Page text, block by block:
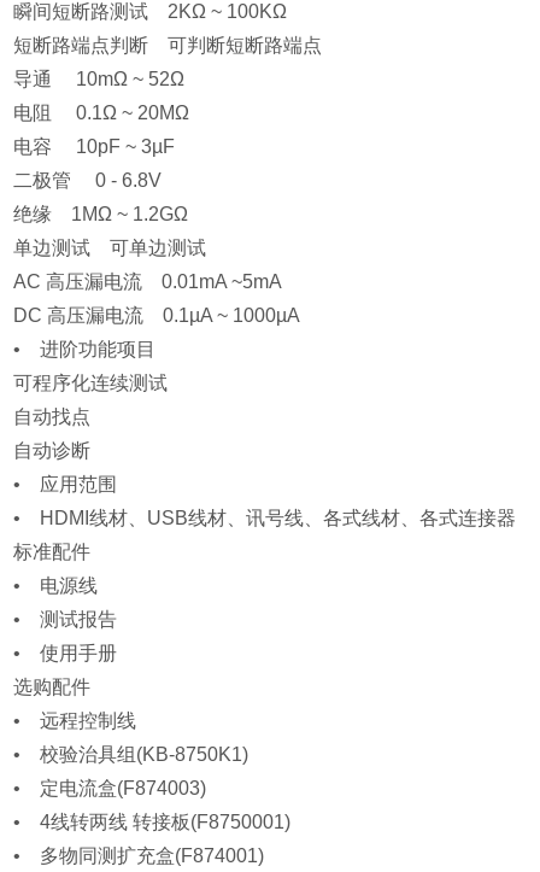
瞬间短断路测试 2KΩ ~ 100KΩ
短断路端点判断 可判断短断路端点
导通 10mΩ ~ 52Ω
电阻 0.1Ω ~ 20MΩ
电容 10pF ~ 3µF
二极管 0 - 6.8V
绝缘 1MΩ ~ 1.2GΩ
单边测试 可单边测试
AC 高压漏电流 0.01mA ~5mA
DC 高压漏电流 0.1µA ~ 1000µA
• 进阶功能项目
可程序化连续测试
自动找点
自动诊断
• 应用范围
• HDMI线材、USB线材、讯号线、各式线材、各式连接器
标准配件
• 电源线
• 测试报告
• 使用手册
选购配件
• 远程控制线
• 校验治具组(KB-8750K1)
• 定电流盒(F874003)
• 4线转两线 转接板(F8750001)
• 多物同测扩充盒(F874001)